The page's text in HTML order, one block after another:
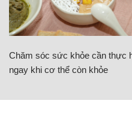
Chăm sóc sức khỏe cần thực
ngay khi cơ thể còn khỏe